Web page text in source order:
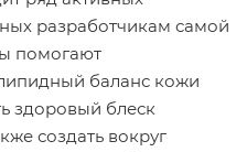
разработчикам самой
помогают
баланс кожи
здоровый блеск
создать вокруг